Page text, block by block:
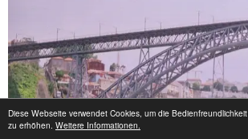
Diese Webseite verwendet Cookies, um die Bedienfreundlichkeit
zu erhöhen. Weitere Informationen.